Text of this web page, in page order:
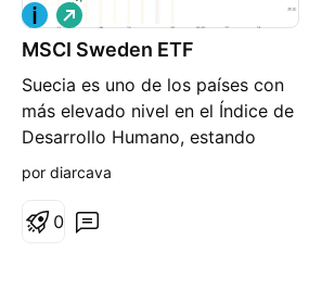
MSCI Sweden ETF
Suecia es uno de los países con
más elevado nivel en el Índice de
Desarrollo Humano, estando
entre las 20 economías más
10 primeras de facilidad para
L
a
r
o
por diarcava
0